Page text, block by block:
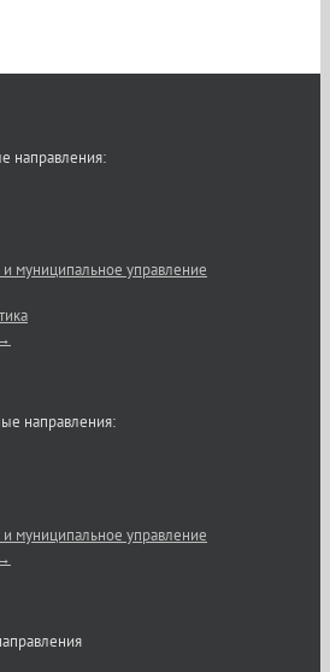
направления:
и муниципальное управление
направления:
и муниципальное управление